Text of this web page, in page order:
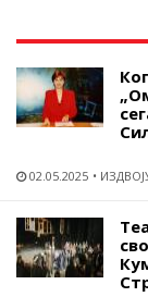
02.05.2025